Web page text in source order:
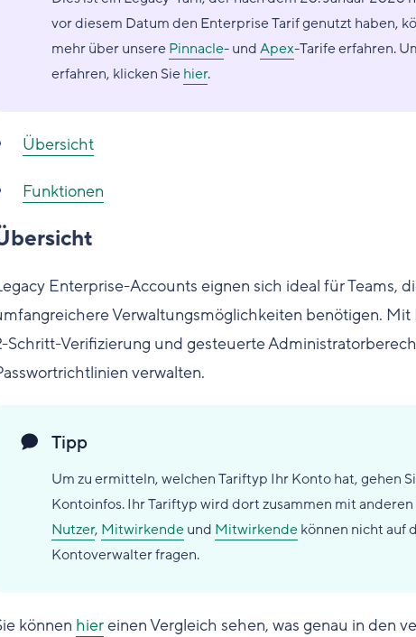
vor diesem Datum den Enterprise Tarif genutzt haben,
mehr über unserePinnacle- undApex-Tarife erfahren.
erfahren, klicken Siehier.
Übersicht
Funktionen
Enterprise-Accounts eignen sich ideal für Teams,
Verwaltungsmöglichkeiten benötigen. Mit
Schritt-Verifizierung und gesteuerte
verwalten.
Tipp
Um zu ermitteln, welchen Tariftyp Ihr Konto hat, gehen
Kontoinfos. Ihr Tariftyp wird dort zusammen mit
Nutzer, Mitwirkendeund Mitwirkendekönnen nicht auf
Kontoverwalter fragen.
können hiereinen Vergleich sehen, was genau in den